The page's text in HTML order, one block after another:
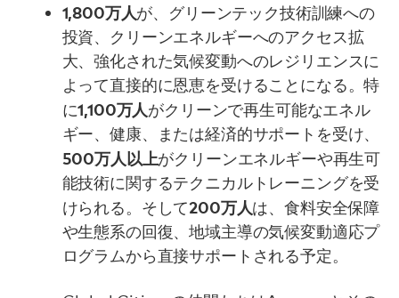
1,800万人が、グリーンテック技術訓練への
投資、クリーンエネルギーへのアクセス拡
大、強化された気候変動へのレジリエンスに
よって直接的に恩恵を受けることになる。特
に1,100万人がクリーンで再生可能なエネル
ギー、健康、または経済的サポートを受け、
500万人以上がクリーンエネルギーや再生可
能技術に関するテクニカルトレーニングを受
けられる。そして200万人は、食料安全保障
や生態系の回復、地域主導の気候変動適応プ
ログラムから直接サポートされる予定。